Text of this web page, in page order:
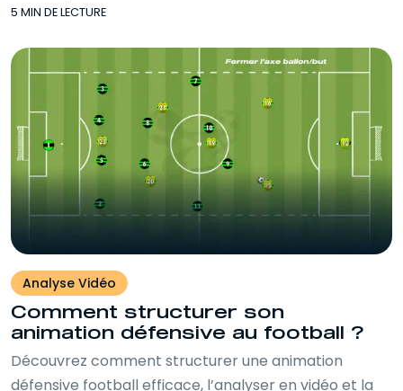
5 MIN DE LECTURE
Analyse Vidéo
Comment structurer son
animation défensive au football ?
Découvrez comment structurer une animation
défensive football efficace, l’analyser en vidéo et la